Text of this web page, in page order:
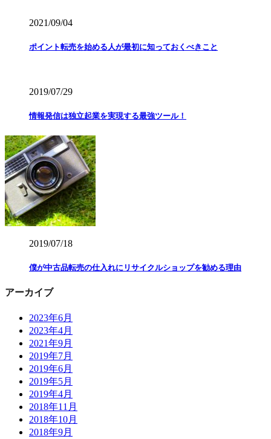
2021/09/04
ポイント転売を始める人が最初に知っておくべきこと
2019/07/29
情報発信は独立起業を実現する最強ツール！
2019/07/18
僕が中古品転売の仕入れにリサイクルショップを勧める理由
アーカイブ
2023年6月
2023年4月
2021年9月
2019年7月
2019年6月
2019年5月
2019年4月
2018年11月
2018年10月
2018年9月